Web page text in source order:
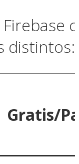
distintos:
Gratis/